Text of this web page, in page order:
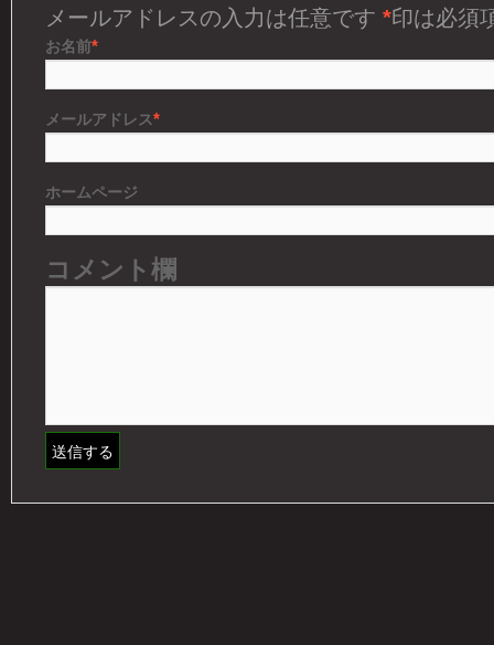
メールアドレスの入力は任意です *印は必須
お名前*
メールアドレス*
ホームページ
コメント欄